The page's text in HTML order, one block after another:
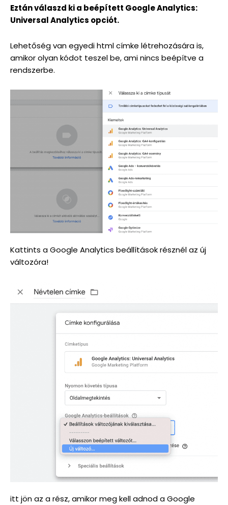
Eztán válaszd ki a beépített Google Analytics:
Universal Analytics opciót.
Lehetőség van egyedi html címke létrehozására is,
amikor olyan kódot teszel be, ami nincs beépítve a
rendszerbe.
Kattints a Google Analytics beállítások résznél az új
változóra!
itt jön az a rész, amikor meg kell adnod a Google